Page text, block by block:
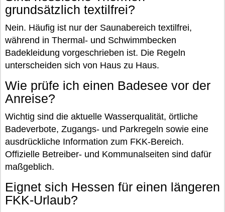
grundsätzlich textilfrei?
Nein. Häufig ist nur der Saunabereich textilfrei,
während in Thermal- und Schwimmbecken
Badekleidung vorgeschrieben ist. Die Regeln
unterscheiden sich von Haus zu Haus.
Wie prüfe ich einen Badesee vor der
Anreise?
Wichtig sind die aktuelle Wasserqualität, örtliche
Badeverbote, Zugangs- und Parkregeln sowie eine
ausdrückliche Information zum FKK-Bereich.
Offizielle Betreiber- und Kommunalseiten sind dafür
maßgeblich.
Eignet sich Hessen für einen längeren
FKK-Urlaub?